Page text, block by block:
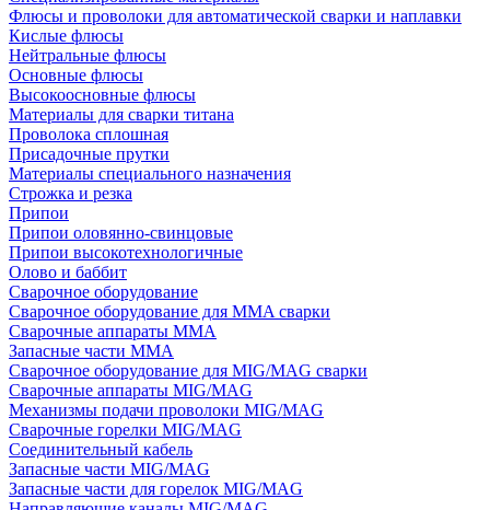
Флюсы и проволоки для автоматической сварки и наплавки
Кислые флюсы
Нейтральные флюсы
Основные флюсы
Высокоосновные флюсы
Материалы для сварки титана
Проволока сплошная
Присадочные прутки
Материалы специального назначения
Строжка и резка
Припои
Припои оловянно-свинцовые
Припои высокотехнологичные
Олово и баббит
Сварочное оборудование
Сварочное оборудование для MMA сварки
Сварочные аппараты MMA
Запасные части MMA
Сварочное оборудование для MIG/MAG сварки
Сварочные аппараты MIG/MAG
Механизмы подачи проволоки MIG/MAG
Сварочные горелки MIG/MAG
Соединительный кабель
Запасные части MIG/MAG
Запасные части для горелок MIG/MAG